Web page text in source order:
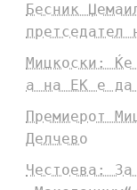
Бесник
претседател
Мицкоски:
а на ЕК е да
Премиерот
Делчево
Честоева: За